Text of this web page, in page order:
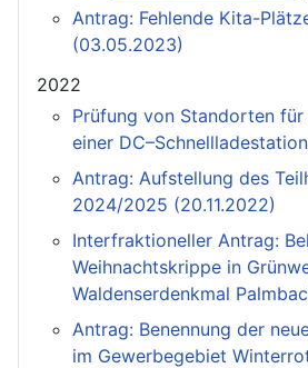
Antrag: Fehlende Kita-
(03.05.2023)
2022
Prüfung von Standorten
einer
Antrag: Aufstellung des
2024/2025 (20.11.2022)
Interfraktioneller Antrag:
Weihnachtskrippe in
Waldenserdenkmal
Antrag: Benennung der
im Gewerbegebiet